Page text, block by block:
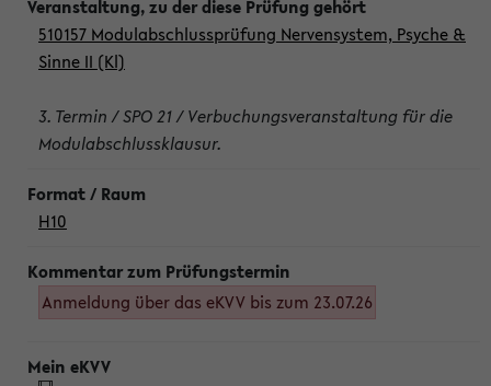
510157 Modulabschlussprüfung Nervensystem, Psyche &
Sinne II (Kl)
3. Termin / SPO 21 / Verbuchungsveranstaltung für die
Modulabschlussklausur.
H10
Anmeldung über das eKVV bis zum 23.07.26